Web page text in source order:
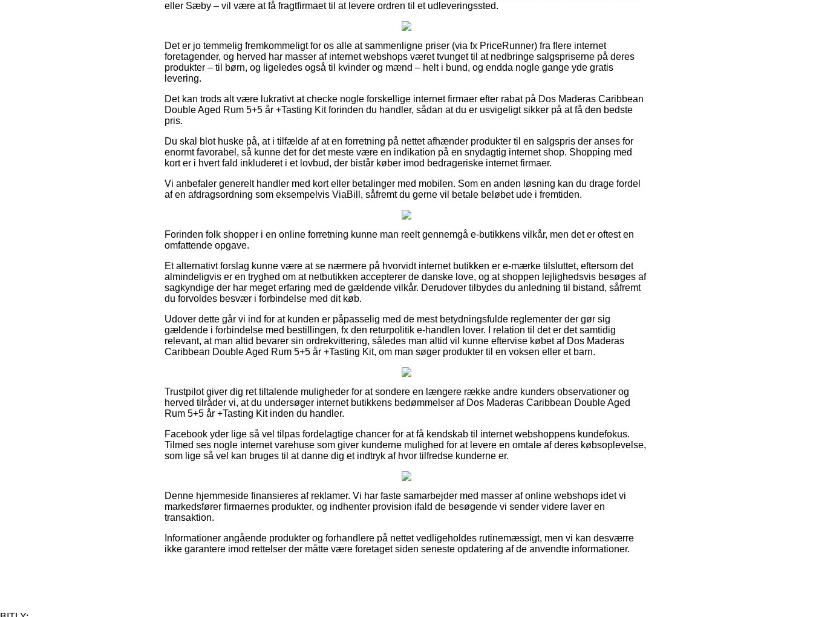
eller Sæby – vil være at få fragtfirmaet til at levere ordren til et udleveringssted.
Det er jo temmelig fremkommeligt for os alle at sammenligne priser (via fx PriceRunner) fra flere internet
foretagender, og herved har masser af internet webshops været tvunget til at nedbringe salgspriserne på deres
produkter – til børn, og ligeledes også til kvinder og mænd – helt i bund, og endda nogle gange yde gratis
levering.
Det kan trods alt være lukrativt at checke nogle forskellige internet firmaer efter rabat på Dos Maderas Caribbean
Double Aged Rum 5+5 år +Tasting Kit forinden du handler, sådan at du er usvigeligt sikker på at få den bedste
pris.
Du skal blot huske på, at i tilfælde af at en forretning på nettet afhænder produkter til en salgspris der anses for
enormt favorabel, så kunne det for det meste være en indikation på en snydagtig internet shop. Shopping med
kort er i hvert fald inkluderet i et lovbud, der bistår køber imod bedrageriske internet firmaer.
Vi anbefaler generelt handler med kort eller betalinger med mobilen. Som en anden løsning kan du drage fordel
af en afdragsordning som eksempelvis ViaBill, såfremt du gerne vil betale beløbet ude i fremtiden.
Forinden folk shopper i en online forretning kunne man reelt gennemgå e-butikkens vilkår, men det er oftest en
omfattende opgave.
Et alternativt forslag kunne være at se nærmere på hvorvidt internet butikken er e-mærke tilsluttet, eftersom det
almindeligvis er en tryghed om at netbutikken accepterer de danske love, og at shoppen lejlighedsvis besøges af
sagkyndige der har meget erfaring med de gældende vilkår. Derudover tilbydes du anledning til bistand, såfremt
du forvoldes besvær i forbindelse med dit køb.
Udover dette går vi ind for at kunden er påpasselig med de mest betydningsfulde reglementer der gør sig
gældende i forbindelse med bestillingen, fx den returpolitik e-handlen lover. I relation til det er det samtidig
relevant, at man altid bevarer sin ordrekvittering, således man altid vil kunne eftervise købet af Dos Maderas
Caribbean Double Aged Rum 5+5 år +Tasting Kit, om man søger produkter til en voksen eller et barn.
Trustpilot giver dig ret tiltalende muligheder for at sondere en længere række andre kunders observationer og
herved tilråder vi, at du undersøger internet butikkens bedømmelser af Dos Maderas Caribbean Double Aged
Rum 5+5 år +Tasting Kit inden du handler.
Facebook yder lige så vel tilpas fordelagtige chancer for at få kendskab til internet webshoppens kundefokus.
Tilmed ses nogle internet varehuse som giver kunderne mulighed for at levere en omtale af deres købsoplevelse,
som lige så vel kan bruges til at danne dig et indtryk af hvor tilfredse kunderne er.
Denne hjemmeside finansieres af reklamer. Vi har faste samarbejder med masser af online webshops idet vi
markedsfører firmaernes produkter, og indhenter provision ifald de besøgende vi sender videre laver en
transaktion.
Informationer angående produkter og forhandlere på nettet vedligeholdes rutinemæssigt, men vi kan desværre
ikke garantere imod rettelser der måtte være foretaget siden seneste opdatering af de anvendte informationer.